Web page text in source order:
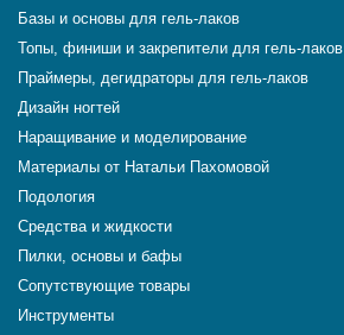
Базы и основы для гель-лаков
Топы, финиши и закрепители для гель-лаков
Праймеры, дегидраторы для гель-лаков
Дизайн ногтей
Наращивание и моделирование
Материалы от Натальи Пахомовой
Подология
Средства и жидкости
Пилки, основы и бафы
Сопутствующие товары
Инструменты